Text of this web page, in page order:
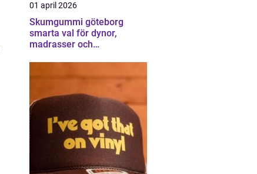
01 april 2026
Skumgummi göteborg
smarta val för dynor,
madrasser och